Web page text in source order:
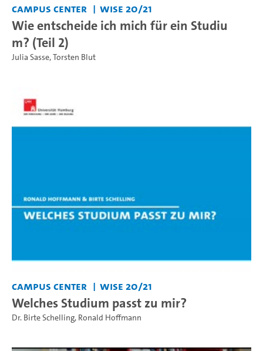
Campus Center WiSe 20/21
Wie entscheide ich mich für ein Studiu
m? (Teil 2)
Julia Sasse,Torsten Blut
Campus Center WiSe 20/21
Welches Studium passt zu mir?
Dr. Birte Schelling, Ronald Hoffmann